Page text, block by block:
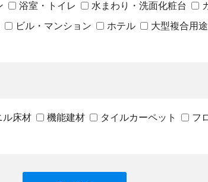
浴室・トイレ 水まわり・洗面化粧台
ビル・マンション ホテル
大型複合用
ル床材 機能建材 タイルカーペット
フ